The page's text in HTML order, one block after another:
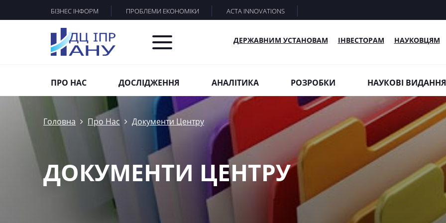
БІЗНЕС ІНФОРМ ПРОБЛЕМИ ЕКОНОМІКИ ACTA INNOVATIONS
ДЕРЖАВНИМ УСТАНОВАМ ІНВЕСТОРАМ НАУКОВЦЯМ
ПРО НАС ДОСЛІДЖЕННЯ АНАЛІТИКА РОЗРОБКИ НАУКОВІ ВИДАННЯ
Головна Про Нас Документи Центру
ДОКУМЕНТИ ЦЕНТРУ